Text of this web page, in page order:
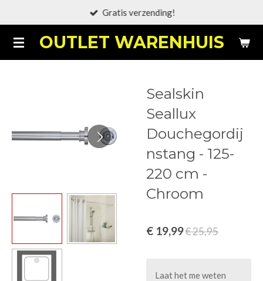
naar
de
OUTLET WARENHUIS
Gratis verzending!
Sealskin
Seallux
Douchegordij
nstang - 125-
220 cm -
Chroom
€ 19,99€ 25,95
Laat het me weten